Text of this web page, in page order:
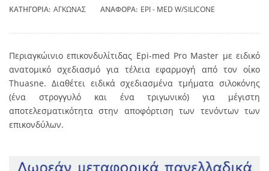
ΚΑΤΗΓΟΡΊΑ: ΑΓΚΏΝΑΣ ΑΝΑΦΟΡΆ: EPI - MED W/SILICONE
Περιαγκώινιο επικονδυλίτιδας Epi-med Pro Master με ειδικό
ανατομικό σχεδιασμό για τέλεια εφαρμογή από τον οίκο
Thuasne. Διαθέτει ειδικά σχεδιασμένα τμήματα σιλοκόνης
(ένα στρογγυλό και ένα τριγωνικό) για μέγιστη
αποτελεσματικότητα στην αποφόρτιση των τενόντων των
επικονδύλων.